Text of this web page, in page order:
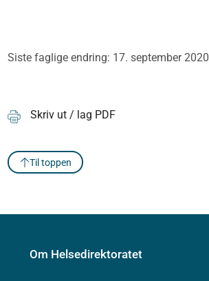
Siste faglige endring: 17. september 2020
Skriv ut / lag PDF
Til toppen
Om Helsedirektoratet